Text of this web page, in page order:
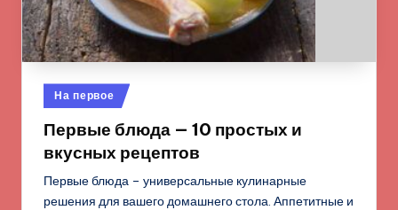
Опубликовано
в
На первое
Первые блюда — 10 простых и
вкусных рецептов
Первые блюда – универсальные кулинарные
решения для вашего домашнего стола. Аппетитные и